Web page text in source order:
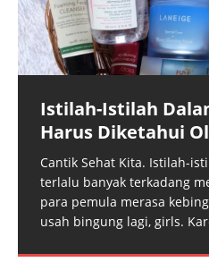
Istilah-Istilah
Harus Diketahui
Cantik Sehat Kita. Istilah-
terlalu banyak terkadang
para pemula merasa
usah bingung lagi, girls.